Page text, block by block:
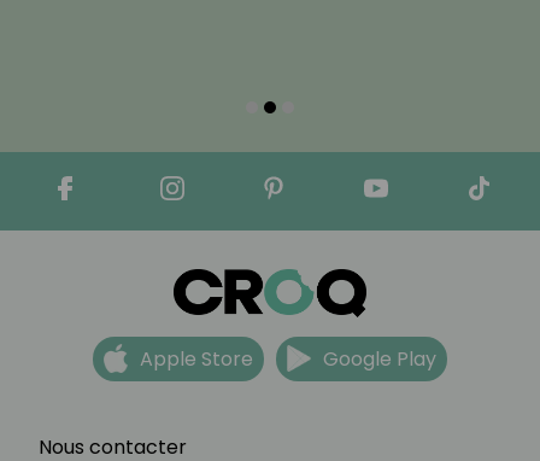
Nous contacter
Apple Store Google Play